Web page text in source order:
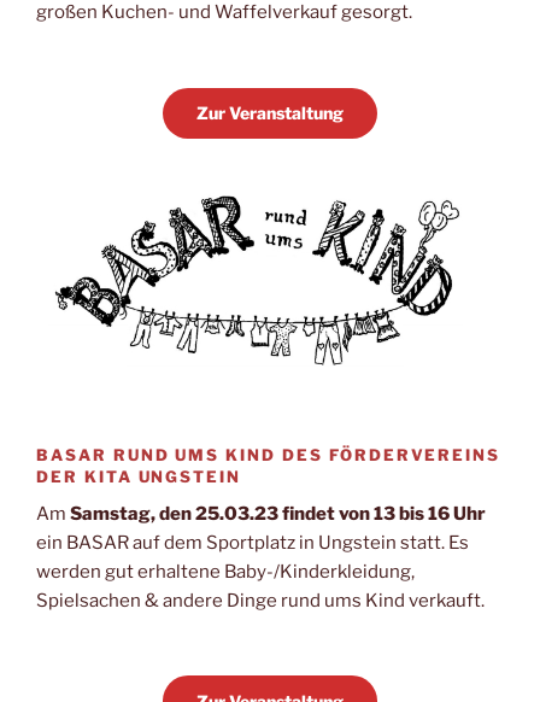
großen Kuchen- und Waffelverkauf gesorgt.
Zur Veranstaltung
BASAR RUND UMS KIND DES FÖRDERVEREINS
DER KITA UNGSTEIN
Am Samstag, den 25.03.23 findet von 13 bis 16 Uhr
ein BASAR auf dem Sportplatz in Ungstein statt. Es
werden gut erhaltene Baby-/Kinderkleidung,
Spielsachen & andere Dinge rund ums Kind verkauft.